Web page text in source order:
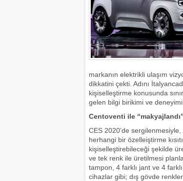
markanın elektrikli ulaşım
dikkatini çekti. Adını
kişiselleştirme konusunda
gelen bilgi birikimi ve
Centoventi ile
CES 2020’de
herhangi bir özelleiştirme
kişiselleştirebileceği şekilde
ve tek renk ile üretilmesi
tampon, 4 farklı jant ve 4
cihazlar gibi; dış gövde